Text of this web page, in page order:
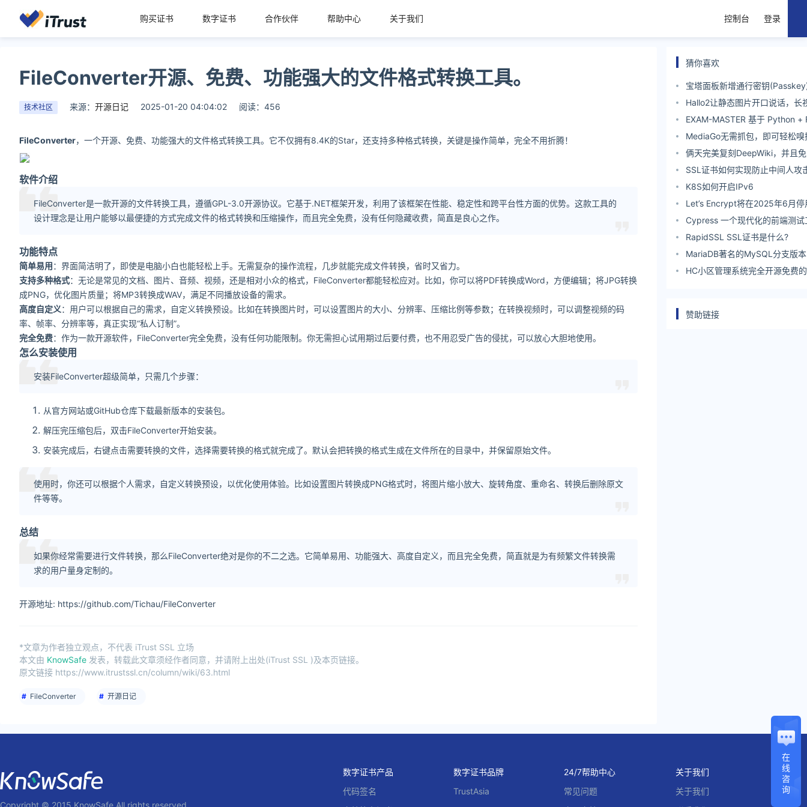
购买证书 数字证书 合作伙伴 帮助中心 关于我们 控制台 登录
FileConverter开源、免费、功能强大的文件格式转换工具。
技术社区 来源： 开源日记 2025-01-20 04:04:02 阅读：456
FileConverter，一个开源、免费、功能强大的文件格式转换工具。它不仅拥有8.4K的Star，还支持多种格式转换，关键是操作简单，完全不用折腾！
软件介绍
FileConverter是一款开源的文件转换工具，遵循GPL-3.0开源协议。它基于.NET框架开发，利用了该框架在性能、稳定性和跨平台性方面的优势。这款工具的
设计理念是让用户能够以最便捷的方式完成文件的格式转换和压缩操作，而且完全免费，没有任何隐藏收费，简直是良心之作。
功能特点
简单易用：界面简洁明了，即使是电脑小白也能轻松上手。无需复杂的操作流程，几步就能完成文件转换，省时又省力。
支持多种格式：无论是常见的文档、图片、音频、视频，还是相对小众的格式，FileConverter都能轻松应对。比如，你可以将PDF转换成Word，方便编辑；将JPG转换
成PNG，优化图片质量；将MP3转换成WAV，满足不同播放设备的需求。
高度自定义：用户可以根据自己的需求，自定义转换预设。比如在转换图片时，可以设置图片的大小、分辨率、压缩比例等参数；在转换视频时，可以调整视频的码
率、帧率、分辨率等，真正实现“私人订制”。
完全免费：作为一款开源软件，FileConverter完全免费，没有任何功能限制。你无需担心试用期过后要付费，也不用忍受广告的侵扰，可以放心大胆地使用。
怎么安装使用
安装FileConverter超级简单，只需几个步骤：
从官方网站或GitHub仓库下载最新版本的安装包。
解压完压缩包后，双击FileConverter开始安装。
安装完成后，右键点击需要转换的文件，选择需要转换的格式就完成了。默认会把转换的格式生成在文件所在的目录中，并保留原始文件。
使用时，你还可以根据个人需求，自定义转换预设，以优化使用体验。比如设置图片转换成PNG格式时，将图片缩小放大、旋转角度、重命名、转换后删除原文
件等等。
总结
如果你经常需要进行文件转换，那么FileConverter绝对是你的不二之选。它简单易用、功能强大、高度自定义，而且完全免费，简直就是为有频繁文件转换需
求的用户量身定制的。
开源地址: https://github.com/Tichau/FileConverter
*文章为作者独立观点，不代表 iTrust SSL 立场
本文由 KnowSafe 发表，转载此文章须经作者同意，并请附上出处(iTrust SSL )及本页链接。
原文链接 https://www.itrustssl.cn/column/wiki/63.html
FileConverter 开源日记
猜你喜欢
宝塔面板新增通行密钥
账号和密码即可快速登录
Hallo2让静态图片开口说话，长
力
EXAM-MASTER 基于 Python +
现的全平台在线刷题系统
MediaGo无需抓包，即可轻松
俩天完美复刻DeepWiki，并且
SSL证书如何实现防止中间人攻
K8S如何开启IPv6
Let’s Encrypt将在2025年6月停
件通知
Cypress 一个现代化的前端测试
RapidSSL SSL证书是什么?
MariaDB著名的MySQL分支版本
HC小区管理系统完全开源免费
赞助链接
在
线
咨
询
Copyright © 2015 KnowSafe All rights reserved.
数字证书产品
代码签名
数字证书品牌
TrustAsia
24/7帮助中心
常见问题
关于我们
关于我们